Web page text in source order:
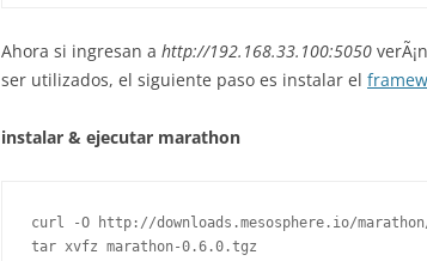
Ahora si ingresan a http://192.168.33.100:5050
ser utilizados, el siguiente paso es instalar el
instalar & ejecutar marathon
curl -O http://downloads.mesosphere.io/
tar xvfz marathon-0.6.0.tgz